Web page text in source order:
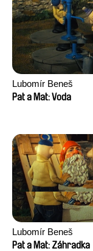
Lubomír Beneš
Pat a Mat: Voda
Lubomír Beneš
Pat a Mat: Záhradka